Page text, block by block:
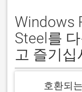
Windows
Steel를
고 즐기십
호환되